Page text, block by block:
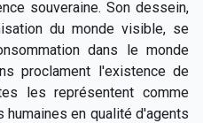
souveraine. Son dessein,
du monde visible, se
dans le monde
proclament l'existence de
les représentent comme
en qualité d'agents